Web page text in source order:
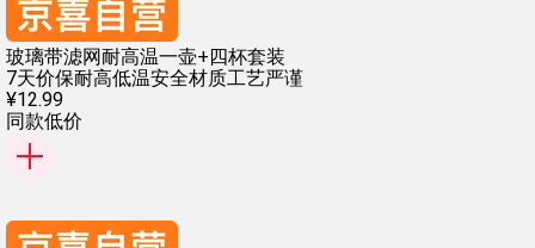
玻璃带滤网耐高温一壶+四杯套装
7天价保耐高低温安全材质工艺严谨
¥12.99
同款低价